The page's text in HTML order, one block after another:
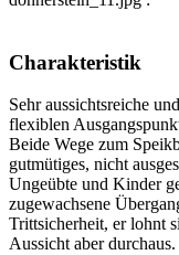
Charakteristik
Sehr aussichtsreiche
flexiblen
Beide Wege zum
gutmütiges, nicht
Ungeübte und Kinder
zugewachsene
Trittsicherheit, er lohnt
Aussicht aber durchaus.